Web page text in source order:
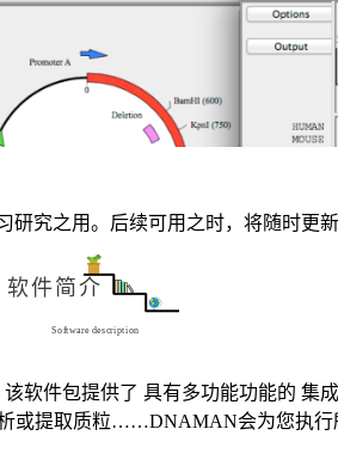
究之用。后续可用之时，将随时更新
软件简介
Software description
该软件包提供了 具有多功能功能的 集
或提取质粒……DNAMAN会为您执行